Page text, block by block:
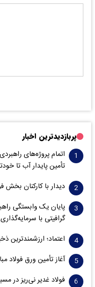
پربازدیدترین اخبار
تأمین پایدار آب تا
دیدار با کارکنان بخش
پایان یک وابستگی
گرافیتی با
اعتماد؛ ارزشمندترین
آغاز تأمین ورق فولاد
فولاد غدیر نی‌ریز در